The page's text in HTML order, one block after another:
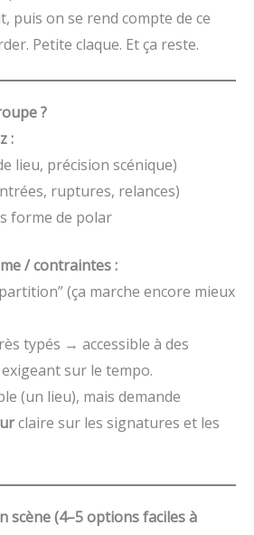
puis on se rend compte de ce
Petite claque. Et ça reste.
?
:
lieu, précision scénique)
ruptures, relances)
forme de polar
/ contraintes :
(ça marche encore mieux
typés → accessible à des
sur le tempo.
(un lieu), mais demande
claire sur les signatures et les
scène (4–5 options faciles à